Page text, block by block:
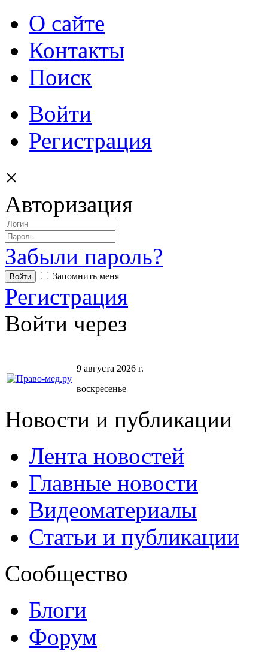
О сайте
Контакты
Поиск
Войти
Регистрация
×
Авторизация
Забыли пароль?
Запомнить меня
Регистрация
Войти через
9 августа 2026 г.
воскресенье
Новости и публикации
Лента новостей
Главные новости
Видеоматериалы
Статьи и публикации
Сообщество
Блоги
Форум